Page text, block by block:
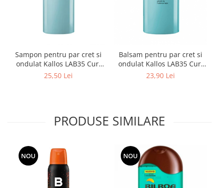
Sampon pentru par cret si
ondulat Kallos LAB35 Curl
Mania, 300 ml
25,50 Lei
Balsam pentru par cret si
ondulat Kallos LAB35 Curl
Mania, 250 ml
23,90 Lei
PRODUSE SIMILARE
NOU NOU